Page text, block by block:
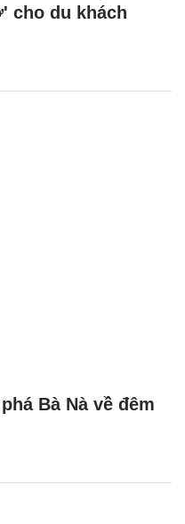
cho du khách
Bà Nà về đêm